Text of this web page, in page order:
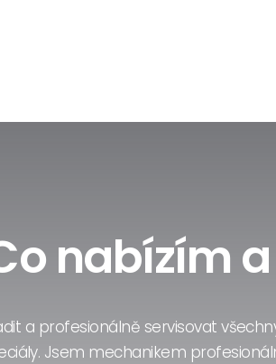
nabízím
a profesionálně servisovat
Jsem mechanikem